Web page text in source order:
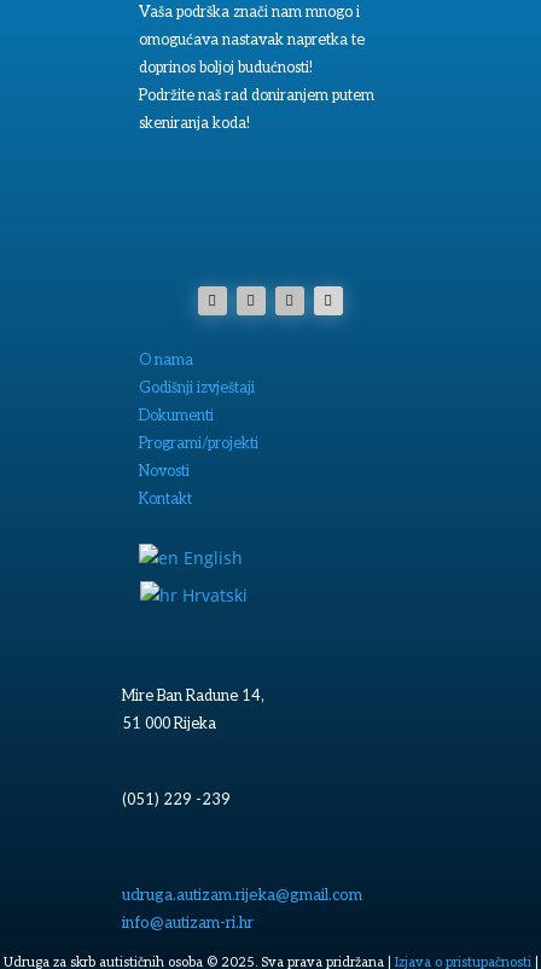
Vaša podrška znači nam mnogo i
omogućava nastavak napretka te
doprinos boljoj budućnosti!
Podržite naš rad doniranjem putem
skeniranja koda!
O nama
Godišnji izvještaji
Dokumenti
Programi/projekti
Novosti
Kontakt
English
Hrvatski
Mire Ban Radune 14,
51 000 Rijeka
(051) 229 -239
udruga.autizam.rijeka@gmail.com
info@autizam-ri.hr
Udruga za skrb autističnih osoba © 2025. Sva prava pridržana | Izjava o pristupačnosti|